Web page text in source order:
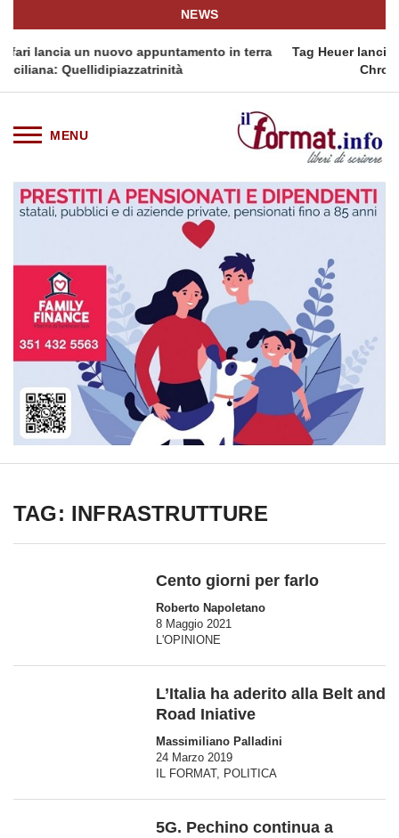
NEWS
Tag Heuer lancia una variante Limited Edition del Carrera
Chronograph in esclusiva europea
TAG: INFRASTRUTTURE
Cento giorni per farlo
Roberto Napoletano
8 Maggio 2021
L'OPINIONE
L’Italia ha aderito alla Belt and
Road Iniative
Massimiliano Palladini
24 Marzo 2019
IL FORMAT, POLITICA
5G. Pechino continua a